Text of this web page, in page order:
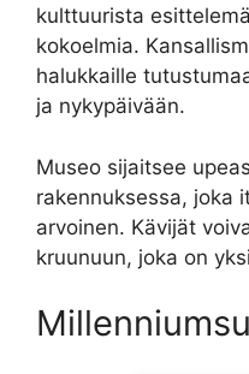
kulttuurista
kokoelmia.
halukkaille
ja nykypäivään.
Museo sijaitsee
rakennuksessa, joka
arvoinen. Kävijät
kruunuun, joka on